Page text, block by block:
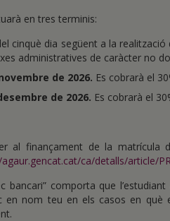
en tres terminis:
cinquè dia següent a la
administratives de caràcter no
de 2026. Es cobrarà el
de 2026. Es cobrarà el
al finançament de la matrícula
ca/detalls/article/
bancari” comporta que
en nom teu en els casos en què